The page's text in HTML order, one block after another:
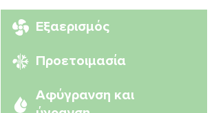
Εξαερισμός
Προετοιμασία
Αφύγρανση και